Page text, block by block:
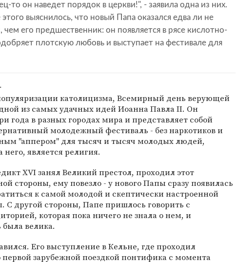
то он наведет порядок в церкви!", - заявила одна из них.
выяснилось, что новый Папа оказался едва ли не
чем его предшественник: он появляется в рясе кислотно-
плотскую любовь и выступает на фестивале для
католицизма, Всемирный день верующей
из самых удачных идей Иоанна Павла II. Он
года в разных городах мира и представляет собой
молодежный фестиваль - без наркотиков и
"аппером" для тысяч и тысяч молодых людей,
является религия.
XVI занял Великий престол, проходил этот
стороны, ему повезло - у нового Папы сразу появилась
к самой молодой и скептически настроенной
С другой стороны, Папе пришлось говорить с
которая пока ничего не знала о нем, и
была велика.
Его выступление в Кельне, где проходил
зарубежной поездкой понтифика с момента